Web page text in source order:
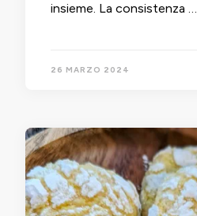
insieme. La consistenza …
26 MARZO 2024